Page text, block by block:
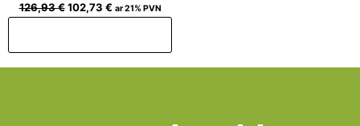
126,93€ 102,73 € ar 21% PVN